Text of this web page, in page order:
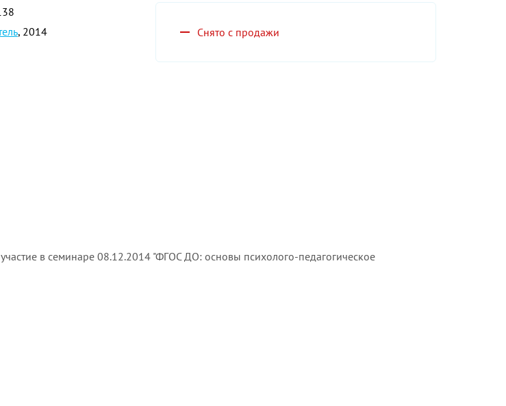
Снято с продажи
, 2014
в семинаре 08.12.2014 "ФГОС ДО: основы психолого-педагогическое